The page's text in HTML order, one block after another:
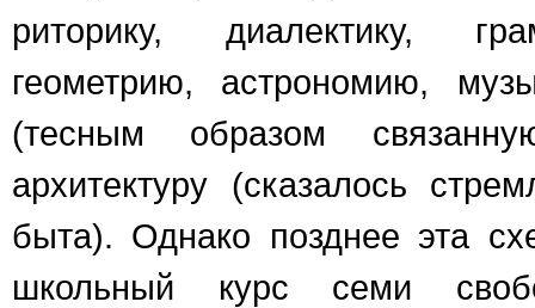
риторику, диалектику,
геометрию, астрономию,
(тесным образом
архитектуру (сказалось
быта). Однако позднее эта
школьный курс семи